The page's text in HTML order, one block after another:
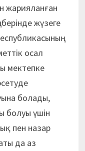
жарияланған
жүзеге
осал
мектепке
болады,
болуы үшін
пен назар
да аз